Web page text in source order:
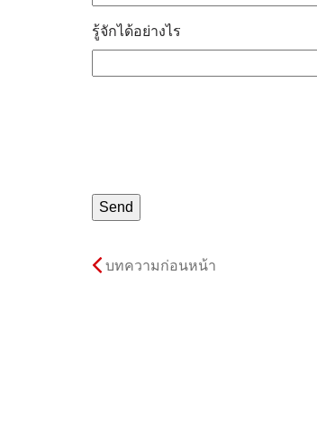
รู้จักได้อย่างไร
บทความก่อนหน้า